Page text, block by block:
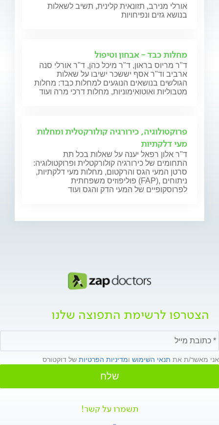
אורלי מנירב, תזונאית קלינית, תשיב לשאלות
בנושא גזים ונפיחויות
מחלות כבד - אבחון וטיפול
ד"ר מריוס בראון, ד"ר מיכל כהן, ד"ר אורלי סנה
ארביב וד"ר אסף יששכר ישיבו על שאלות
הגולשים בנושאים הנוגעים למחלות כבד: מחלות
מטבוליות ואוטואימוניות, מחלות דרכי מרה ועוד
פרוקטולוגיה, כירורגיה קולורקטלית ומחלות
מעי דלקתיות
ד"ר אלון רפאל יענה על שאלות בכל תת
התחומים של כירורגיה קולורקטלית ופרוקטולוגיה:
סרטן המעי הגס והרקטום, מחלות מעי דלקתיות,
פוליפוזיס משפחתית (FAP), ניתוחים
לפרוסקופיים של המעי הדק והגס ועוד
הצטרפו לרשימת התפוצה שלנו
אני מאשר/ת את תנאי השימוש ומדיניות הפרטיות של דוקטורס
שלח
תשמרו על קשר!